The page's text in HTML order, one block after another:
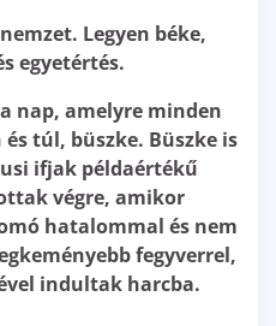
Legyen béke,
egyetértés.
nap, amelyre minden
túl, büszke. Büszke is
ifjak példaértékű
végre, amikor
hatalommal és nem
fegyverrel,
indultak harcba.